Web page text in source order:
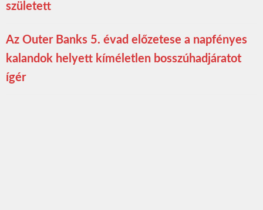
született
Az Outer Banks 5. évad előzetese a napfényes
kalandok helyett kíméletlen bosszúhadjáratot
ígér